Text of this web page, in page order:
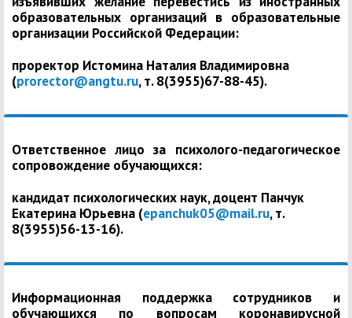
образовательных организаций в образовательные
организации Российской Федерации:
проректор Истомина Наталия Владимировна
(prorector@angtu.ru, т. 8(3955)67-88-45).
Ответственное лицо за психолого-педагогическое
сопровождение обучающихся:
кандидат психологических наук, доцент Панчук
Екатерина Юрьевна (epanchuk05@mail.ru, т.
8(3955)56-13-16).
Информационная поддержка сотрудников и
обучающихся по вопросам коронавирусной